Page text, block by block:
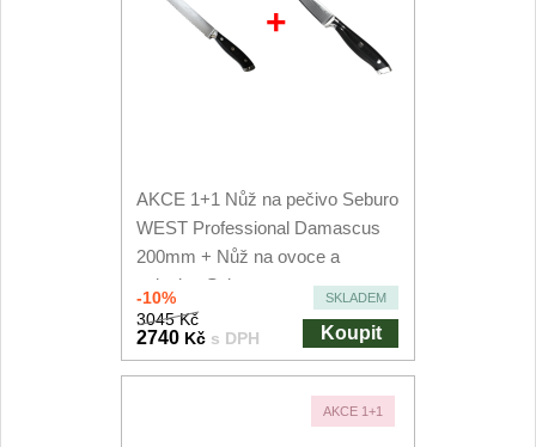
+
AKCE 1+1 Nůž na pečivo Seburo
WEST Professional Damascus
200mm + Nůž na ovoce a
zeleninu Seburo...
-10% SKLADEM
3045 Kč
2740 Kč s DPH Koupit
AKCE 1+1